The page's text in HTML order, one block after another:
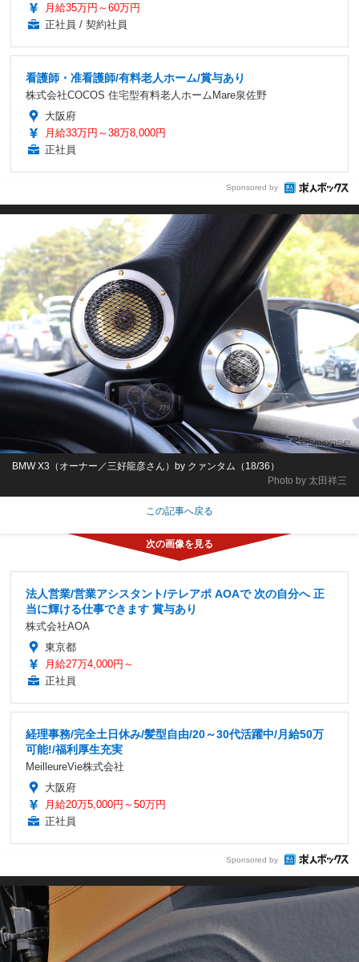
月給35万円～60万円
正社員 / 契約社員
看護師・准看護師/有料老人ホーム/賞与あり
株式会社COCOS 住宅型有料老人ホームMare泉佐野
大阪府
月給33万円～38万8,000円
正社員
Sponsored by
Photo by 太田祥三
BMW X3（オーナー／三好龍彦さん）by クァンタム（18/36）
この記事へ戻る
法人営業/営業アシスタント/テレアポ AOAで 次の自分へ 正
当に輝ける仕事できます 賞与あり
株式会社AOA
東京都
月給27万4,000円～
正社員
経理事務/完全土日休み/髪型自由/20～30代活躍中/月給50万
可能!/福利厚生充実
MeilleureVie株式会社
大阪府
月給20万5,000円～50万円
正社員
Sponsored by